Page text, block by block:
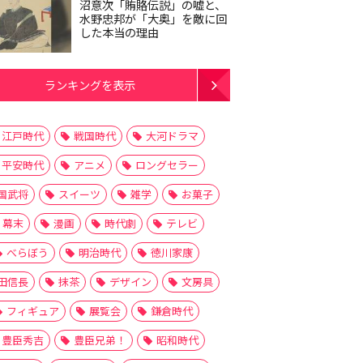
沼意次「賄賂伝説」の嘘と、
水野忠邦が「大奥」を敵に回
した本当の理由
ランキングを表示
江戸時代 戦国時代
大河ドラマ
平安時代
アニメ
ロングセラー
武将
スイーツ 雑学
お菓子
幕末
漫画 時代劇
テレビ
べらぼう
明治時代
徳川家康
信長
抹茶 デザイン
文房具
フィギュア
展覧会
鎌倉時代
豊臣秀吉
豊臣兄弟！
昭和時代